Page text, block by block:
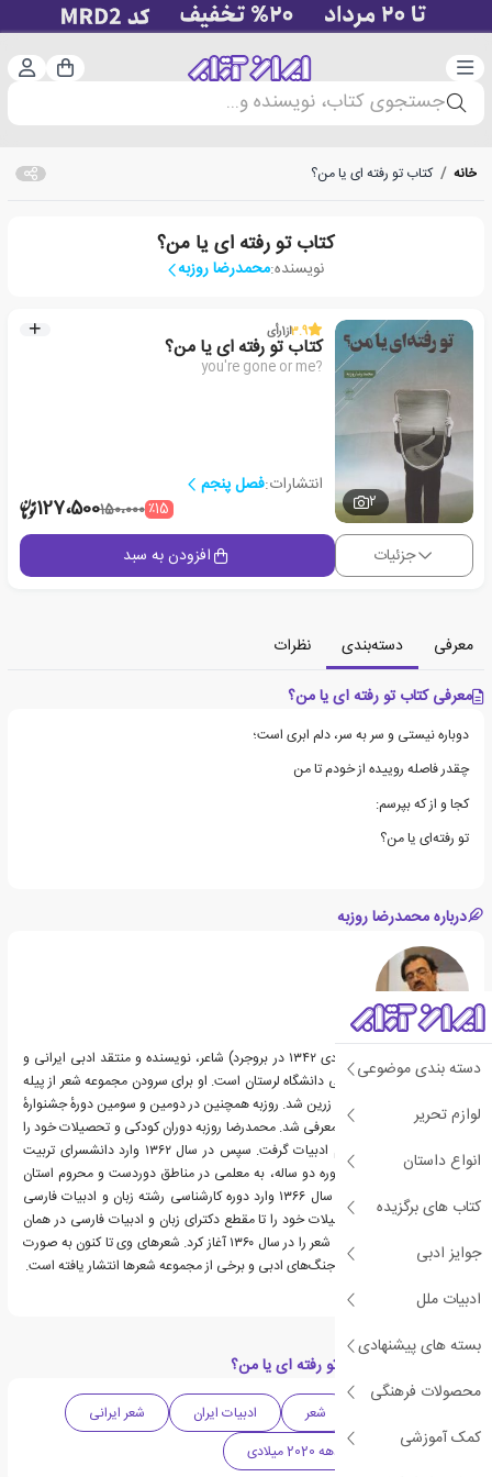
دسته‌بندی سبد
جستجوی کتاب، نویسنده و...
دسته بندی موضوعی
لوازم تحریر
انواع داستان
کتاب های برگزیده
جوایز ادبی
ادبیات ملل
بسته های پیشنهادی
محصولات فرهنگی
کمک آموزشی
خانه / کتاب تو رفته ای یا من؟
کتاب تو رفته ای یا من؟
نویسنده:محمدرضا روزبه
2
3.9از1رأی
کتاب تو رفته ای یا من؟
you're gone or me?
انتشارات:فصل پنجم
٪15150،000127،500
جزئیات افزودن به سبد
معرفی دسته‌بندی
نظرات
معرفی کتاب تو رفته ای یا من؟
دوباره نیستی و سر به سر، دلم ابری است؛
چقدر فاصله روییده از خودم تا من
کجا و از که بپرسم:
تو رفته‌ای یا من؟
درباره محمدرضا روزبه
محمدرضا روزبه (متولد ۱ دی ۱۳۴۲ در بروجرد) شاعر، نویسنده و منتقد ادبی ایرانی و
دانشیار گروه ادبیات فارسی دانشگاه لرستان است. او برای سرودن مجموعه شعر از پیله
تا پروانگی برندهٔ جایزهٔ قلم زرین شد. روزبه همچنین در دومین و سومین دورهٔ جشنوارهٔ
شعر فجر به‌عنوان برگزیده معرفی شد. محمدرضا روزبه دوران کودکی و تحصیلات خود را
در بروجرد گذراند و دیپلم ادبیات گرفت. سپس در سال ۱۳۶۲ وارد دانشسرای تربیت
معلم شد و پس از طی دوره دو ساله، به معلمی در مناطق دوردست و محروم استان
لرستان پرداخت. روزبه در سال ۱۳۶۶ وارد دوره کارشناسی رشته زبان و ادبیات فارسی
دانشگاه تهران شد و تحصیلات خود را تا مقطع دکترای زبان و ادبیات فارسی در همان
دانشگاه ادامه داد. سرودن شعر را در سال ۱۳۶۰ آغاز کرد. شعرهای وی تا کنون به صورت
پراکنده در نشریات کشور، جنگ‌های ادبی و برخی از مجموعه شعرها انتشار یافته است.
دسته بندی های کتاب تو رفته ای یا من؟
شعر ادبیات ایران
شعر ایرانی
شعر معاصر
دهه 2020 میلادی